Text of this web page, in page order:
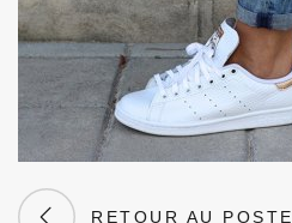
RETOUR AU POSTE